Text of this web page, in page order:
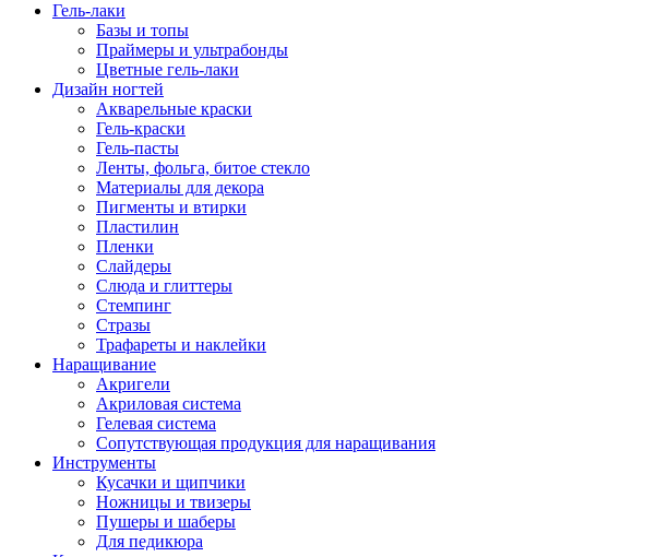
Гель-лаки
Базы и топы
Праймеры и ультрабонды
Цветные гель-лаки
Дизайн ногтей
Акварельные краски
Гель-краски
Гель-пасты
Ленты, фольга, битое стекло
Материалы для декора
Пигменты и втирки
Пластилин
Пленки
Слайдеры
Слюда и глиттеры
Стемпинг
Стразы
Трафареты и наклейки
Наращивание
Акригели
Акриловая система
Гелевая система
Сопутствующая продукция для наращивания
Инструменты
Кусачки и щипчики
Ножницы и твизеры
Пушеры и шаберы
Для педикюра